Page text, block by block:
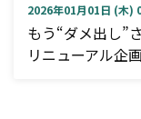
2026年01月01日 (木)
もう“ダメ出し”
リニューアル企